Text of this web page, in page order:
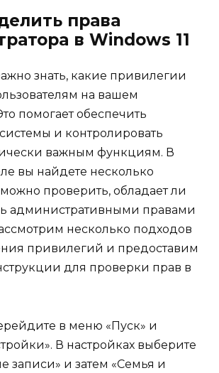
права
в Windows 11
знать, какие привилегии
на вашем
помогает обеспечить
и контролировать
важным функциям. В
вы найдете несколько
проверить, обладает ли
административными правами
несколько подходов
привилегий и предоставим
для проверки прав в
в меню «Пуск» и
В настройках выберите
записи» и затем «Семья и